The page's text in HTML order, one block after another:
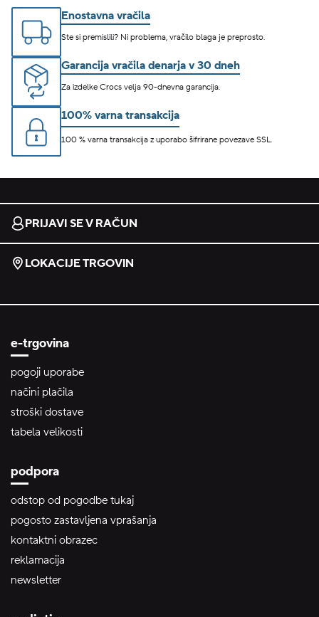
Enostavna vračila
Ste si premislili? Ni problema, vračilo blaga je preprosto.
Garancija vračila denarja v 30 dneh
Za izdelke Crocs velja 90-dnevna garancija.
100% varna transakcija
100 % varna transakcija z uporabo šifrirane povezave SSL.
PRIJAVI SE V RAČUN
LOKACIJE TRGOVIN
e-trgovina
pogoji uporabe
načini plačila
stroški dostave
tabela velikosti
podpora
odstop od pogodbe tukaj
pogosto zastavljena vprašanja
kontaktni obrazec
reklamacija
newsletter